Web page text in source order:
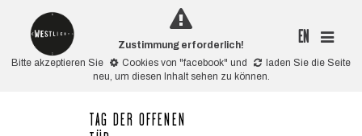
Zustimmung erforderlich!
Bitte akzeptieren Sie
Cookies von "facebook" und
laden Sie die Seite
neu, um diesen Inhalt sehen zu können.
EN
TAG DER OFFENEN